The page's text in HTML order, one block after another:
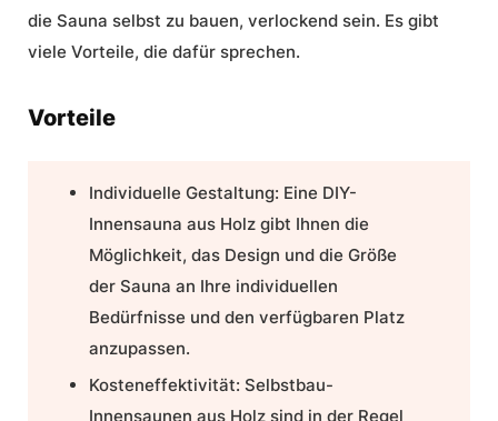
die Sauna selbst zu bauen, verlockend sein. Es gibt
viele Vorteile, die dafür sprechen.
Vorteile
Individuelle Gestaltung: Eine DIY-
Innensauna aus Holz gibt Ihnen die
Möglichkeit, das Design und die Größe
der Sauna an Ihre individuellen
Bedürfnisse und den verfügbaren Platz
anzupassen.
Kosteneffektivität: Selbstbau-
Innensaunen aus Holz sind in der Regel